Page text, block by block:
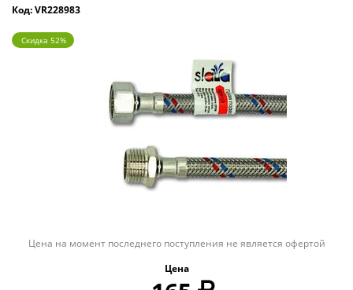
Код: VR228983
Скидка 52%
Цена на момент последнего поступления не является офертой
Цена